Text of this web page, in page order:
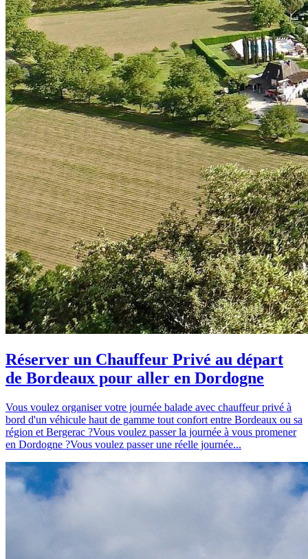
Réserver un Chauffeur Privé au départ
de Bordeaux pour aller en Dordogne
Vous voulez organiser votre journée balade avec chauffeur privé à
bord d'un véhicule haut de gamme tout confort entre Bordeaux ou sa
région et Bergerac ?Vous voulez passer la journée à vous promener
en Dordogne ?Vous voulez passer une réelle journée...